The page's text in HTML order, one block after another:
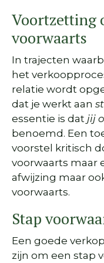
Voortzetting
voorwaarts
In trajecten
het
relatie wordt
dat je werkt aan
essentie is dat jij
benoemd. Een
voorstel kritisch
voorwaarts maar
afwijzing maar
voorwaarts.
Stap
Een goede
zijn om een stap